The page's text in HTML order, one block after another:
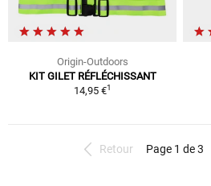
Origin-Outdoors
KIT GILET RÉFLÉCHISSANT
14,95 €1
Retour Page 1 de 3